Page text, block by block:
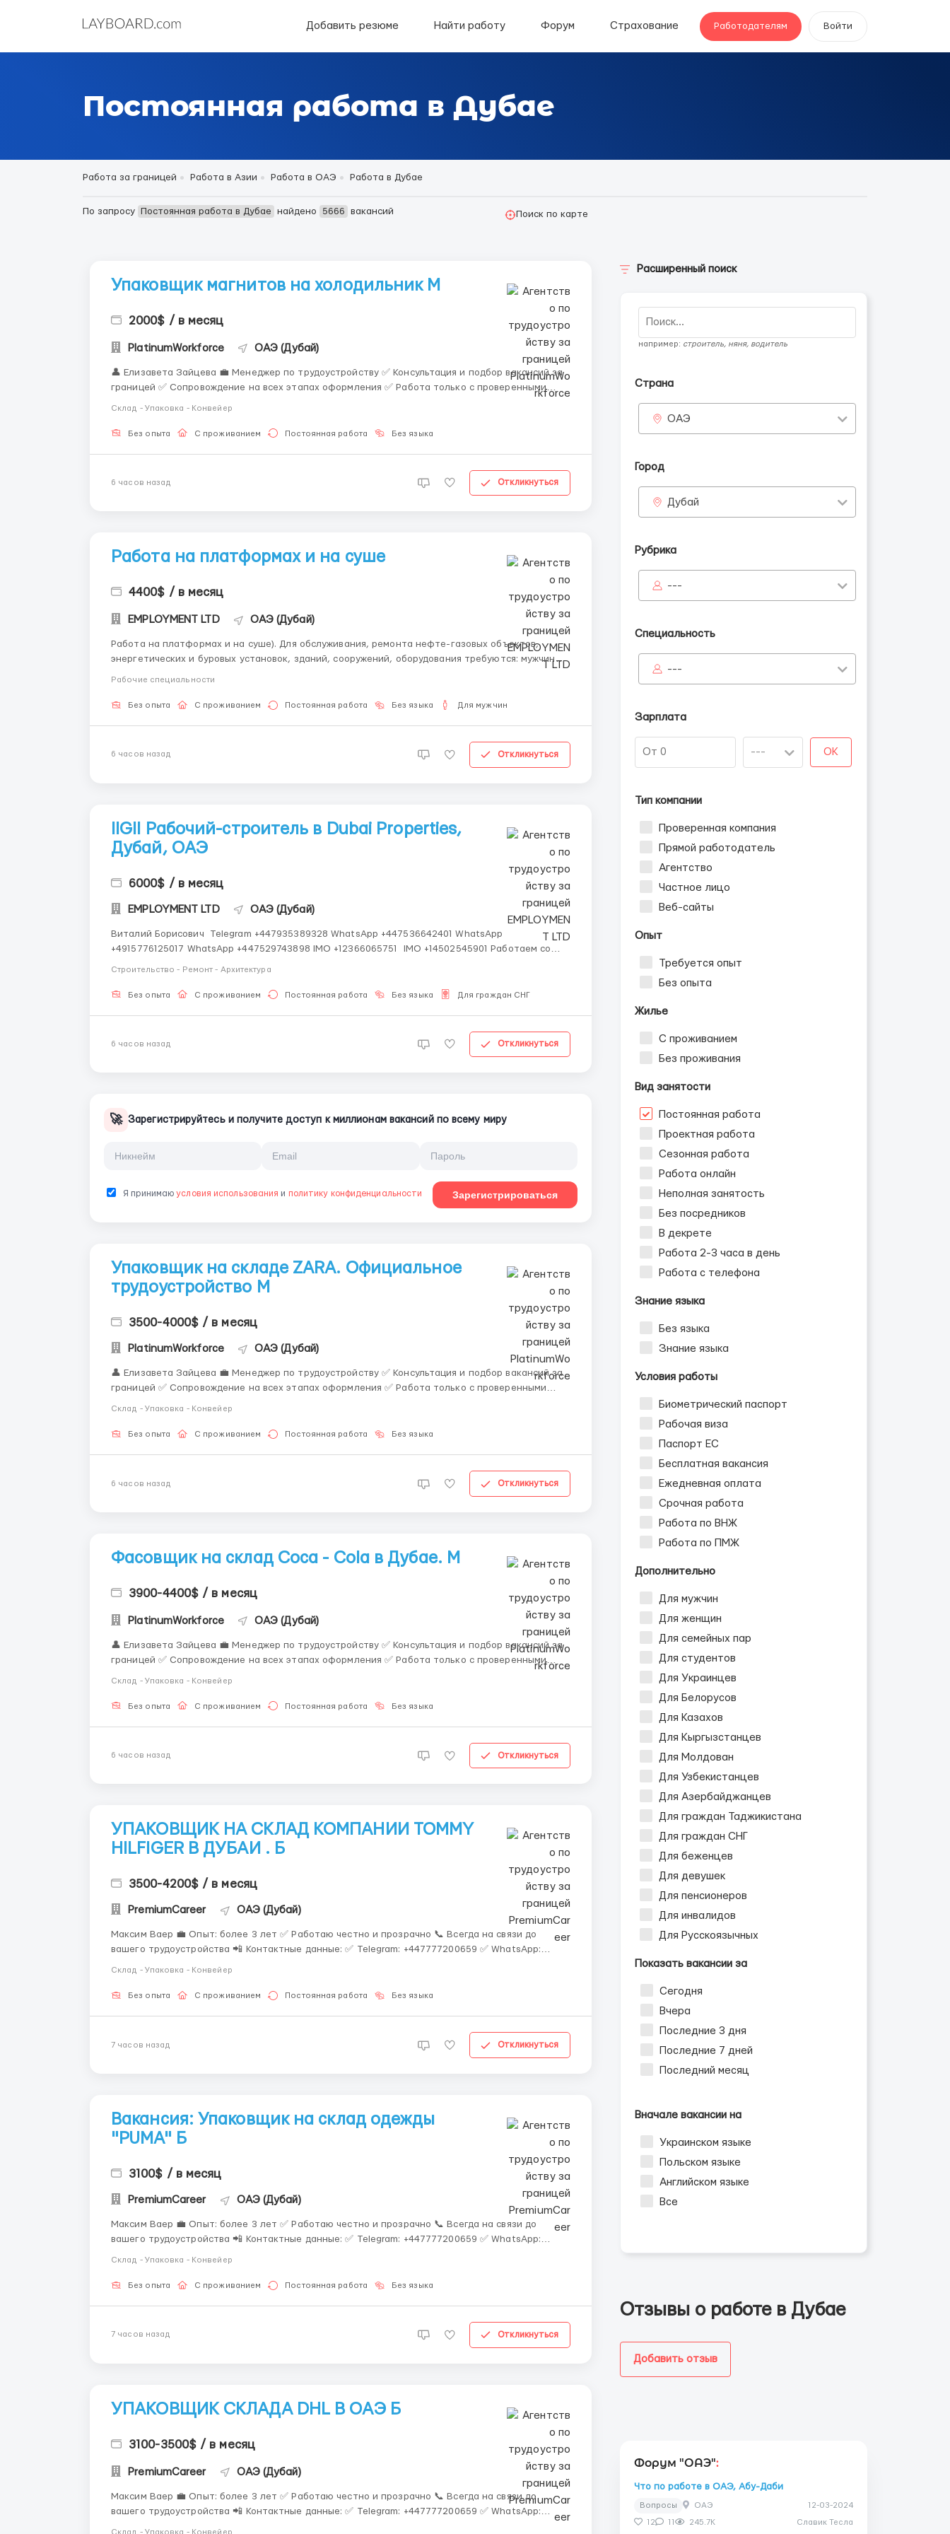
Добавить резюме Найти работу Форум Страхование Работодателям Войти
Постоянная работа в Дубае
Работа за границей Работа в Азии Работа в ОАЭ Работа в Дубае
По запросу Постоянная работа в Дубае найдено 5666 вакансий Поиск по карте
Упаковщик магнитов на холодильник M
2000$ / в месяц
PlatinumWorkforce ОАЭ (Дубай)
👤 Елизавета Зайцева 💼 Менеджер по трудоустройству ✅ Консультация и подбор вакансий за
границей ✅ Сопровождение на всех этапах оформления ✅ Работа только с проверенными
Склад - Упаковка - Конвейер
Без опыта С проживанием Постоянная работа Без языка
6 часов назад Откликнуться
Работа на платформах и на суше
4400$ / в месяц
EMPLOYMENT LTD ОАЭ (Дубай)
Работа на платформах и на суше). Для обслуживания, ремонта нефте-газовых объектов,
энергетических и буровых установок, зданий, сооружений, оборудования требуются: мужчины,
женщины, семейные пары, бригады. Перечень профессий: • сварщик, • электрик, • оператор по
Рабочие специальности
Без опыта С проживанием Постоянная работа Без языка Для мужчин
6 часов назад Откликнуться
llGll Рабочий-строитель в Dubai Properties,
Дубай, ОАЭ
6000$ / в месяц
EMPLOYMENT LTD ОАЭ (Дубай)
Виталий Борисович Telegram +447935389328 WhatsApp +447536642401 WhatsApp
+4915776125017 WhatsApp +447529743898 IMO +12366065751 IMO +14502545901 Работаем со
Строительство - Ремонт - Архитектура
Без опыта С проживанием Постоянная работа Без языка Для граждан СНГ
6 часов назад Откликнуться
🚀 Зарегистрируйтесь и получите доступ к миллионам вакансий по всему миру
Я принимаюусловия использования и политику конфиденциальности Зарегистрироваться
Упаковщик на складе ZARA. Официальное
трудоустройство M
3500-4000$ / в месяц
PlatinumWorkforce ОАЭ (Дубай)
👤 Елизавета Зайцева 💼 Менеджер по трудоустройству ✅ Консультация и подбор вакансий за
границей ✅ Сопровождение на всех этапах оформления ✅ Работа только с проверенными
Склад - Упаковка - Конвейер
Без опыта С проживанием Постоянная работа Без языка
6 часов назад Откликнуться
Фасовщик на склад Coca - Cola в Дубае. M
3900-4400$ / в месяц
PlatinumWorkforce ОАЭ (Дубай)
👤 Елизавета Зайцева 💼 Менеджер по трудоустройству ✅ Консультация и подбор вакансий за
границей ✅ Сопровождение на всех этапах оформления ✅ Работа только с проверенными
Склад - Упаковка - Конвейер
Без опыта С проживанием Постоянная работа Без языка
6 часов назад Откликнуться
УПАКОВЩИК НА СКЛАД КОМПАНИИ TOMMY
HILFIGER В ДУБАИ . Б
3500-4200$ / в месяц
PremiumCareer ОАЭ (Дубай)
Максим Ваер 💼 Опыт: более 3 лет ✅ Работаю честно и прозрачно 📞 Всегда на связи до
вашего трудоустройства 📲 Контактные данные: ✅ Telegram: +447777200659 ✅ WhatsApp:
Склад - Упаковка - Конвейер
Без опыта С проживанием Постоянная работа Без языка
7 часов назад Откликнуться
Вакансия: Упаковщик на склад одежды
"PUMA" Б
3100$ / в месяц
PremiumCareer ОАЭ (Дубай)
Максим Ваер 💼 Опыт: более 3 лет ✅ Работаю честно и прозрачно 📞 Всегда на связи до
вашего трудоустройства 📲 Контактные данные: ✅ Telegram: +447777200659 ✅ WhatsApp:
Склад - Упаковка - Конвейер
Без опыта С проживанием Постоянная работа Без языка
7 часов назад Откликнуться
УПАКОВЩИК СКЛАДА DHL В ОАЭ Б
3100-3500$ / в месяц
PremiumCareer ОАЭ (Дубай)
Максим Ваер 💼 Опыт: более 3 лет ✅ Работаю честно и прозрачно 📞 Всегда на связи до
вашего трудоустройства 📲 Контактные данные: ✅ Telegram: +447777200659 ✅ WhatsApp:
Склад - Упаковка - Конвейер
Расширенный поиск
например: строитель, няня, водитель
Страна
ОАЭ
Город
Дубай
Рубрика
---
Специальность
---
Зарплата
OK
Тип компании
Проверенная компания
Прямой работодатель
Агентство
Частное лицо
Веб-сайты
Опыт
Требуется опыт
Без опыта
Жилье
С проживанием
Без проживания
Вид занятости
Постоянная работа
Проектная работа
Сезонная работа
Работа онлайн
Неполная занятость
Без посредников
В декрете
Работа 2-3 часа в день
Работа с телефона
Знание языка
Без языка
Знание языка
Условия работы
Биометрический паспорт
Рабочая виза
Паспорт ЕС
Бесплатная вакансия
Ежедневная оплата
Срочная работа
Работа по ВНЖ
Работа по ПМЖ
Дополнительно
Для мужчин
Для женщин
Для семейных пар
Для студентов
Для Украинцев
Для Белорусов
Для Казахов
Для Кыргызстанцев
Для Молдован
Для Узбекистанцев
Для Азербайджанцев
Для граждан Таджикистана
Для граждан СНГ
Для беженцев
Для девушек
Для пенсионеров
Для инвалидов
Для Русскоязычных
Показать вакансии за
Сегодня
Вчера
Последние 3 дня
Последние 7 дней
Последний месяц
Вначале вакансии на
Украинском языке
Польском языке
Английском языке
Все
Отзывы о работе в Дубае
Добавить отзыв
Форум "ОАЭ":
Что по работе в ОАЭ, Абу-Даби
Вопросы ОАЭ 12-03-2024
12 11 245.7K Славик Тесла